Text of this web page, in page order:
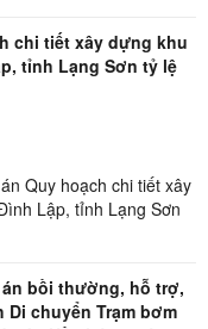
chi tiết xây dựng khu
tỉnh Lạng Sơn tỷ lệ
Quy hoạch chi tiết xây
Lập, tỉnh Lạng Sơn
bồi thường, hỗ trợ,
chuyển Trạm bơm